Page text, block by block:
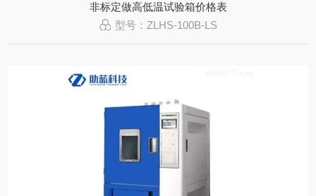
非标定做高低温试验箱价格表
型号：ZLHS-100B-LS